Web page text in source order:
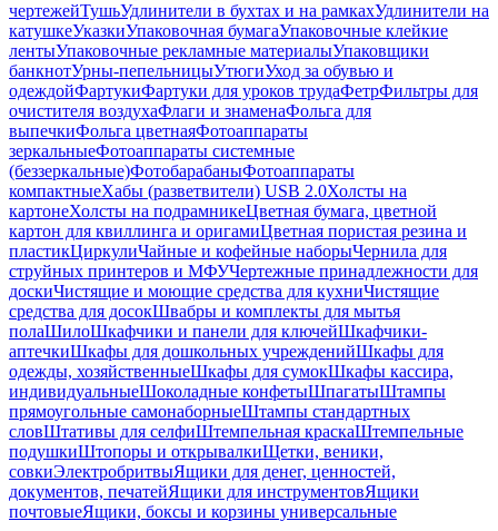
чертежейТушьУдлинители в бухтах и на рамкахУдлинители на
катушкеУказкиУпаковочная бумагаУпаковочные клейкие
лентыУпаковочные рекламные материалыУпаковщики
банкнотУрны-пепельницыУтюгиУход за обувью и
одеждойФартукиФартуки для уроков трудаФетрФильтры для
очистителя воздухаФлаги и знаменаФольга для
выпечкиФольга цветнаяФотоаппараты
зеркальныеФотоаппараты системные
(беззеркальные)ФотобарабаныФотоаппараты
компактныеХабы (разветвители) USB 2.0Холсты на
картонеХолсты на подрамникеЦветная бумага, цветной
картон для квиллинга и оригамиЦветная пористая резина и
пластикЦиркулиЧайные и кофейные наборыЧернила для
струйных принтеров и МФУЧертежные принадлежности для
доскиЧистящие и моющие средства для кухниЧистящие
средства для досокШвабры и комплекты для мытья
полаШилоШкафчики и панели для ключейШкафчики-
аптечкиШкафы для дошкольных учрежденийШкафы для
одежды, хозяйственныеШкафы для сумокШкафы кассира,
индивидуальныеШоколадные конфетыШпагатыШтампы
прямоугольные самонаборныеШтампы стандартных
словШтативы для селфиШтемпельная краскаШтемпельные
подушкиШтопоры и открывалкиЩетки, веники,
совкиЭлектробритвыЯщики для денег, ценностей,
документов, печатейЯщики для инструментовЯщики
почтовыеЯщики, боксы и корзины универсальные